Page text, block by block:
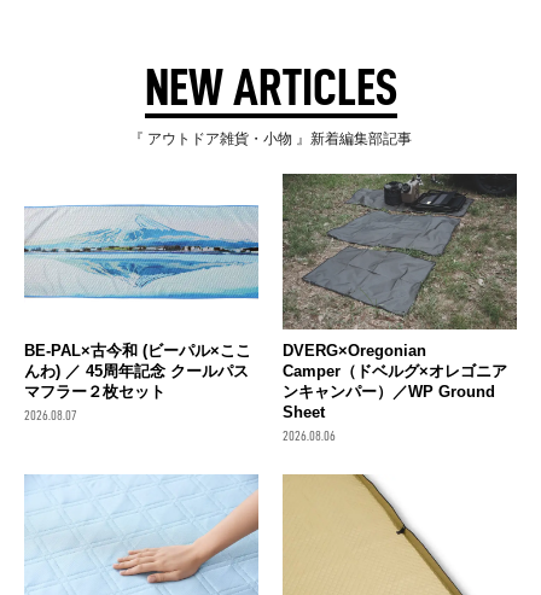
NEW ARTICLES
『 アウトドア雑貨・小物 』新着編集部記事
BE-PAL×古今和 (ビーパル×ここ
んわ) ／ 45周年記念 クールパス
マフラー２枚セット
2026.08.07
DVERG×Oregonian
Camper（ドベルグ×オレゴニア
ンキャンパー）／WP Ground
Sheet
2026.08.06